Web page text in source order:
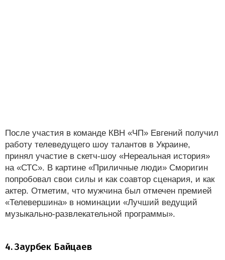
После участия в команде КВН «ЧП» Евгений получил
работу телеведущего шоу талантов в Украине,
принял участие в скетч-шоу «Нереальная история»
на «СТС». В картине «Приличные люди» Сморигин
попробовал свои силы и как соавтор сценария, и как
актер. Отметим, что мужчина был отмечен премией
«Телевершина» в номинации «Лучший ведущий
музыкально-развлекательной программы».
4. Заурбек Байцаев